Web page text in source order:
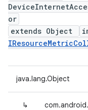
or
extends Object
java.lang.Object
↳